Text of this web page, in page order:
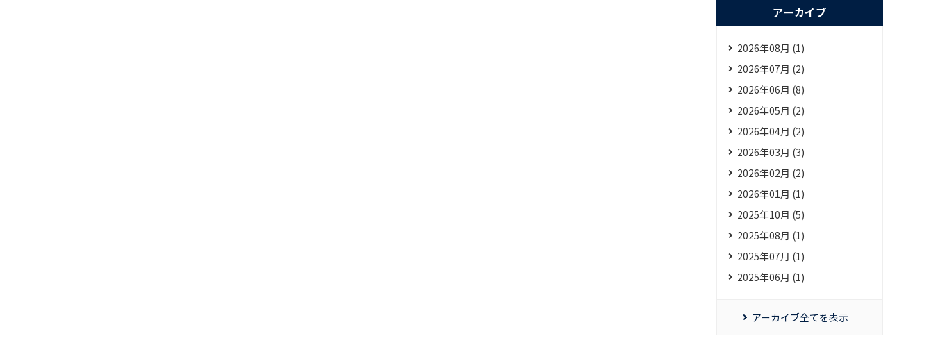
アーカイブ
2026年08月 (1)
2026年07月 (2)
2026年06月 (8)
2026年05月 (2)
2026年04月 (2)
2026年03月 (3)
2026年02月 (2)
2026年01月 (1)
2025年10月 (5)
2025年08月 (1)
2025年07月 (1)
2025年06月 (1)
アーカイブ全てを表示